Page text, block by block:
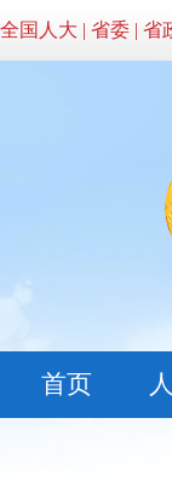
全国人大 | 省委 | 省
首页